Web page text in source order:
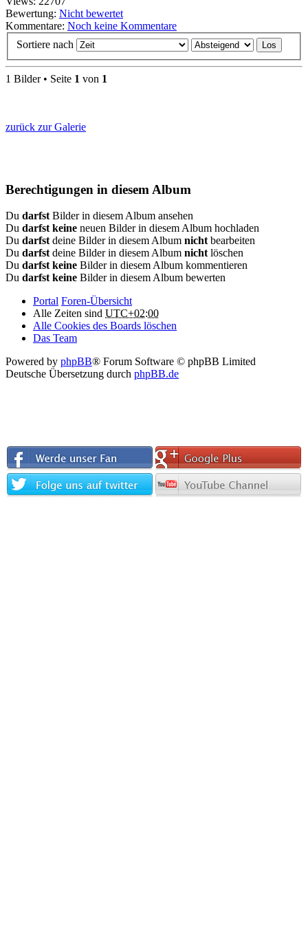
Bewertung: Nicht bewertet
Kommentare: Noch keine Kommentare
Sortiere nach
1 Bilder • Seite 1 von 1
zurück zur Galerie
Berechtigungen in diesem Album
Du darfst Bilder in diesem Album ansehen
Du darfst keine neuen Bilder in diesem Album hochladen
Du darfst deine Bilder in diesem Album nicht bearbeiten
Du darfst deine Bilder in diesem Album nicht löschen
Du darfst keine Bilder in diesem Album kommentieren
Du darfst keine Bilder in diesem Album bewerten
Portal Foren-Übersicht
Alle Zeiten sind UTC+02:00
Alle Cookies des Boards löschen
Das Team
Powered by phpBB® Forum Software © phpBB Limited
Deutsche Übersetzung durch phpBB.de